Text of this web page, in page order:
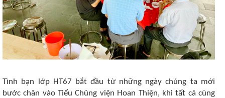
Tình bạn lớp HT67 bắt đầu từ những ngày chúng ta mới
bước chân vào Tiểu Chủng viện Hoan Thiện, khi tất cả cùng